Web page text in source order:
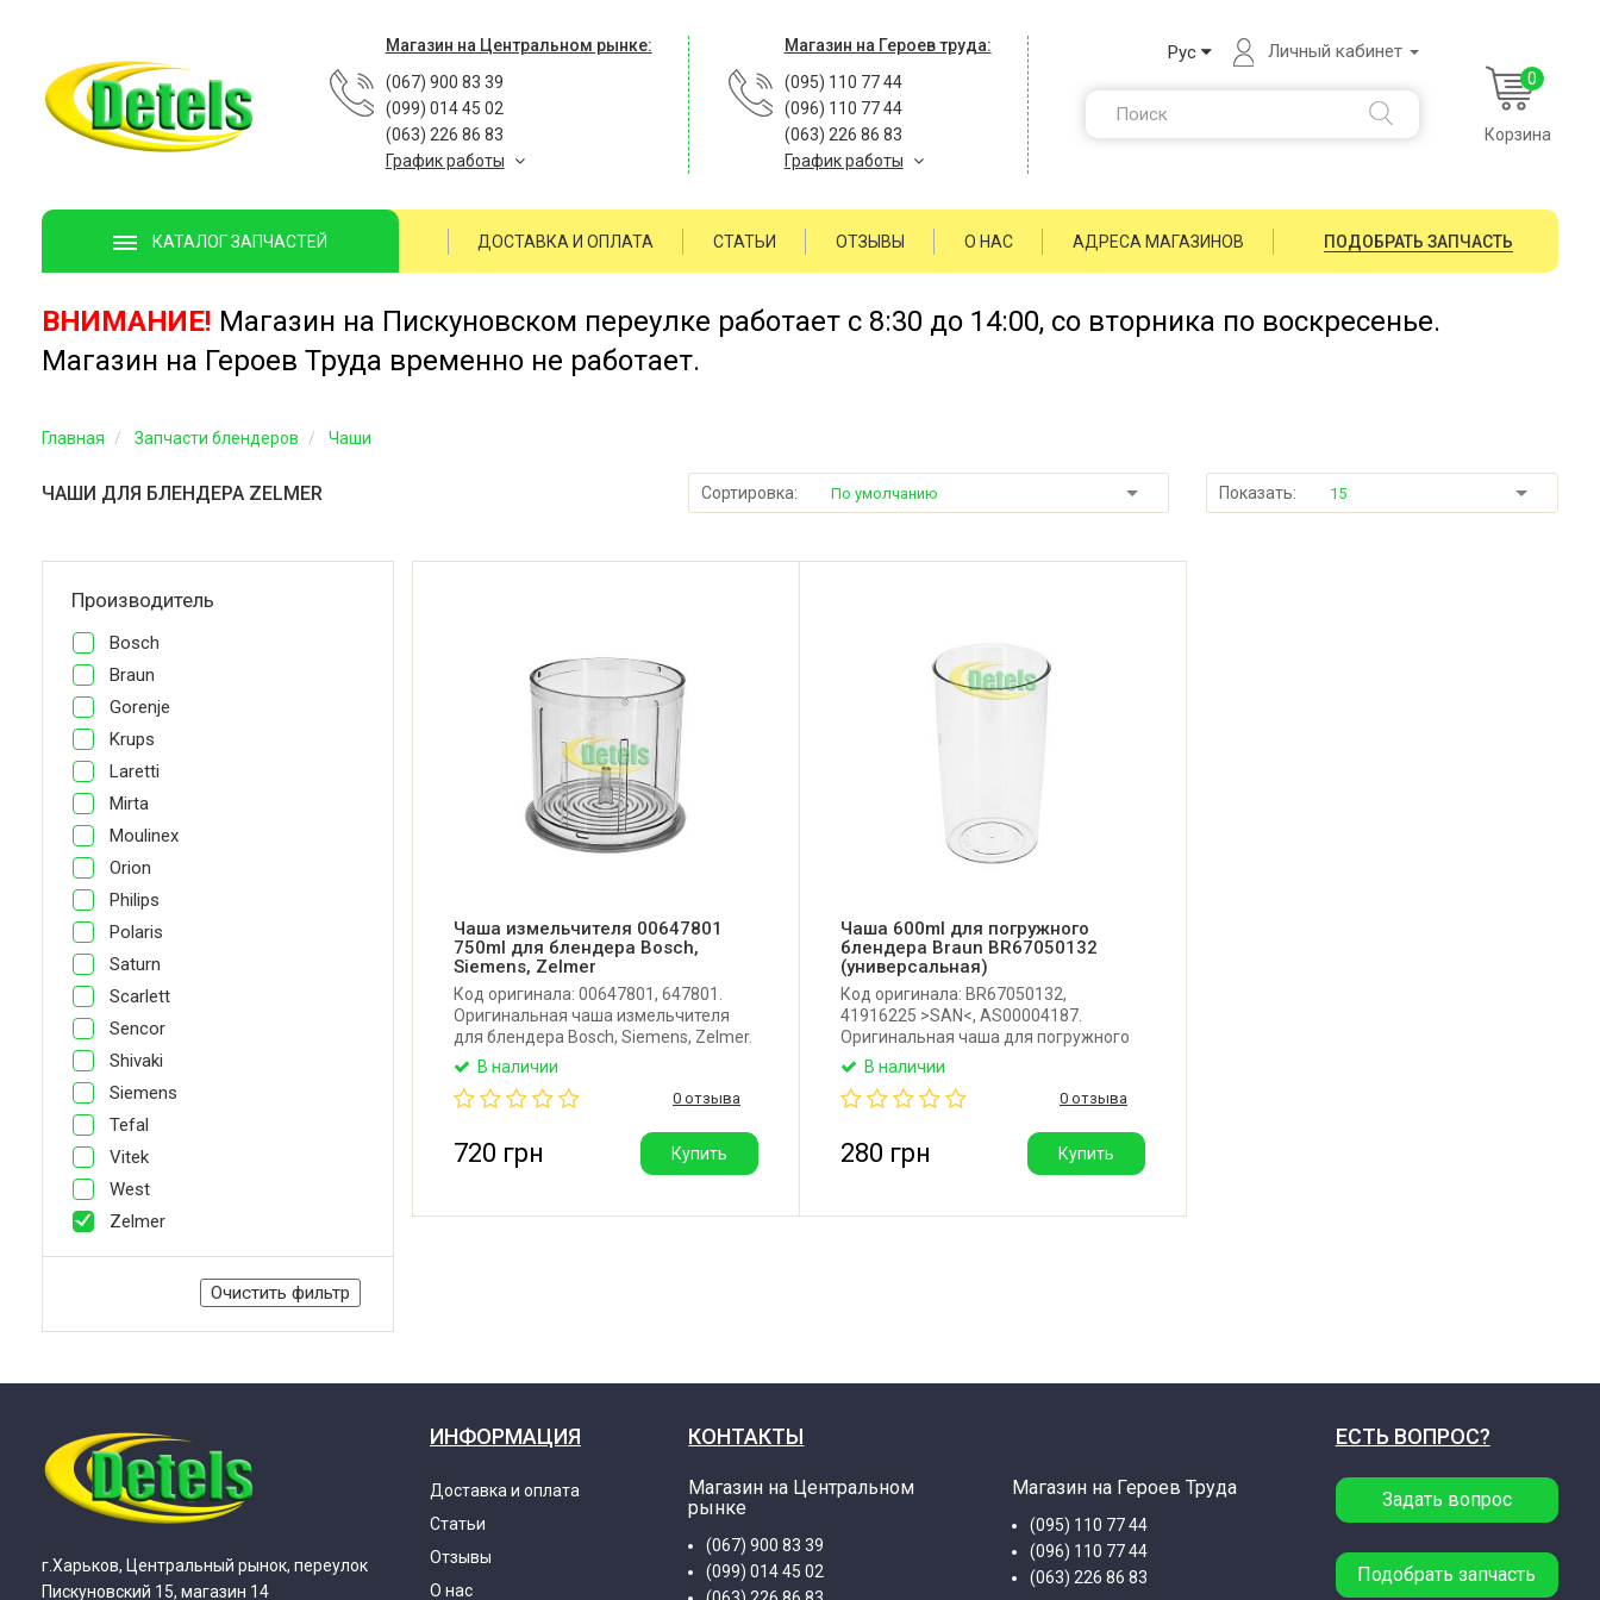
Магазин на Центральном рынке:
(067) 900 83 39
(099) 014 45 02
(063) 226 86 83
График работы
Магазин на Героев труда:
(095) 110 77 44
(096) 110 77 44
(063) 226 86 83
График работы
Рус Личный кабинет
0
Корзина
КАТАЛОГ ЗАПЧАСТЕЙ ДОСТАВКА И ОПЛАТА СТАТЬИ ОТЗЫВЫ О НАС АДРЕСА МАГАЗИНОВ ПОДОБРАТЬ ЗАПЧАСТЬ
ВНИМАНИЕ! Магазин на Пискуновском переулке работает с 8:30 до 14:00, со вторника по воскресенье.
Магазин на Героев Труда временно не работает.
Главная Запчасти блендеров Чаши
ЧАШИ ДЛЯ БЛЕНДЕРА ZELMER Сортировка: По умолчанию Показать: 15
Производитель
Bosch
Braun
Gorenje
Krups
Laretti
Mirta
Moulinex
Orion
Philips
Polaris
Saturn
Scarlett
Sencor
Shivaki
Siemens
Tefal
Vitek
West
Zelmer
Очистить фильтр
Чаша измельчителя 00647801
750ml для блендера Bosch,
Siemens, Zelmer
Код оригинала: 00647801, 647801.
Оригинальная чаша измельчителя
для блендера Bosch, Siemens, Zelmer.
Объем: 750 мл.
В наличии
0 отзыва
720 грн Купить
Чаша 600ml для погружного
блендера Braun BR67050132
(универсальная)
Код оригинала: BR67050132,
41916225 >SAN<, AS00004187.
Оригинальная чаша для погружного
блендера Braun. На чаше нанесены
мерные отметки. Объем: 600ml / 20
fl.oz. Original Braun Spare Part. Также
с диаметром ножки не более 70 мм.
В наличии
0 отзыва
280 грн Купить
г.Харьков, Центральный рынок, переулок
Пискуновский 15, магазин 14
ИНФОРМАЦИЯ
Доставка и оплата
Статьи
Отзывы
О нас
КОНТАКТЫ
Магазин на Центральном
рынке
(067) 900 83 39
(099) 014 45 02
Магазин на Героев Труда
(095) 110 77 44
(096) 110 77 44
(063) 226 86 83
ЕСТЬ ВОПРОС?
Задать вопрос
Подобрать запчасть